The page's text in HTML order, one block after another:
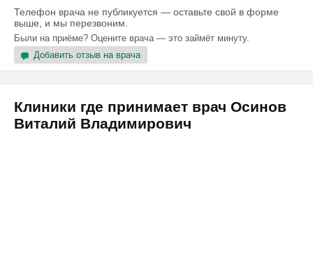
Телефон врача не публикуется — оставьте свой в форме
выше, и мы перезвоним.
Были на приёме? Оцените врача — это займёт минуту.
Добавить отзыв на врача
Клиники где принимает врач Осинов
Виталий Владимирович